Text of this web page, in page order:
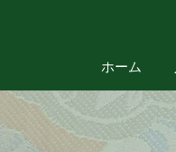
ホーム